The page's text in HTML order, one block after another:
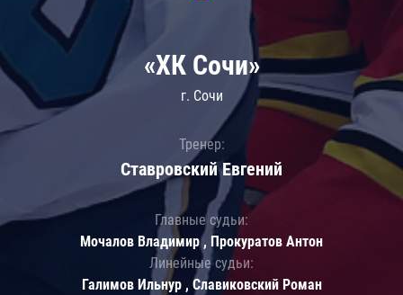
«ХК Сочи»
г. Сочи
Тренер:
Ставровский Евгений
Главные судьи:
Мочалов Владимир , Прокуратов Антон
Линейные судьи:
Галимов Ильнур , Славиковский Роман